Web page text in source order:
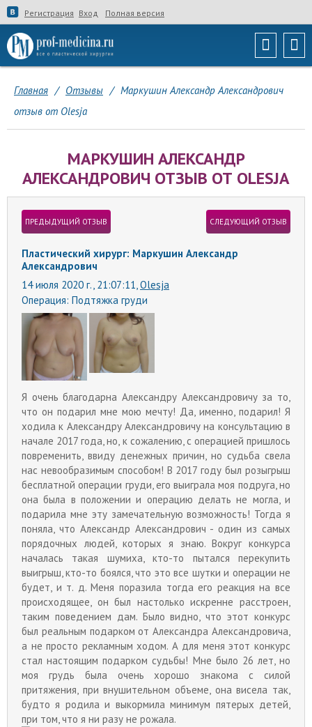
Регистрация Вход Полная версия
Главная / Отзывы / Маркушин Александр Александрович
отзыв от Olesja
МАРКУШИН АЛЕКСАНДР
АЛЕКСАНДРОВИЧ ОТЗЫВ ОТ OLESJA
ПРЕДЫДУЩИЙ ОТЗЫВ СЛЕДУЮЩИЙ ОТЗЫВ
Пластический хирург: Маркушин Александр
Александрович
14 июля 2020 г., 21:07:11, Olesja
Операция: Подтяжка груди
Я очень благодарна Александру Александровичу за то,
что он подарил мне мою мечту! Да, именно, подарил! Я
ходила к Александру Александровичу на консультацию в
начале 2017 года, но, к сожалению, с операцией пришлось
повременить, ввиду денежных причин, но судьба свела
нас невообразимым способом! В 2017 году был розыгрыш
бесплатной операции груди, его выиграла моя подруга, но
она была в положении и операцию делать не могла, и
подарила мне эту замечательную возможность! Тогда я
поняла, что Александр Александрович - один из самых
порядочных людей, которых я знаю. Вокруг конкурса
началась такая шумиха, кто-то пытался перекупить
выигрыш, кто-то боялся, что это все шутки и операции не
будет, и т. д. Меня поразила тогда его реакция на все
происходящее, он был настолько искренне расстроен,
таким поведением дам. Было видно, что этот конкурс
был реальным подарком от Александра Александровича,
а не просто рекламным ходом. А для меня этот конкурс
стал настоящим подарком судьбы! Мне было 26 лет, но
моя грудь была очень хорошо знакома с силой
притяжения, при внушительном объеме, она висела так,
будто я родила и выкормила минимум пятерых детей,
при том, что я ни разу не рожала.